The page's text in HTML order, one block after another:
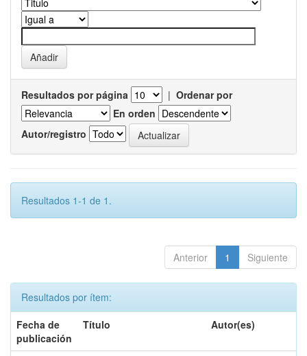
Resultados por página | Ordenar por
En orden
Autor/registro
Resultados 1-1 de 1.
Anterior 1 Siguiente
Resultados por ítem:
Fecha de
publicación
Título Autor(es)